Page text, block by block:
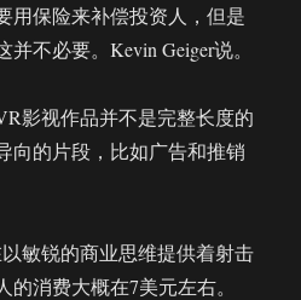
用保险来补偿投资人，但是
不必要。Kevin Geiger说。
影视作品并不是完整长度的
向的片段，比如广告和推销
敏锐的商业思维提供着射击
消费大概在7美元左右。